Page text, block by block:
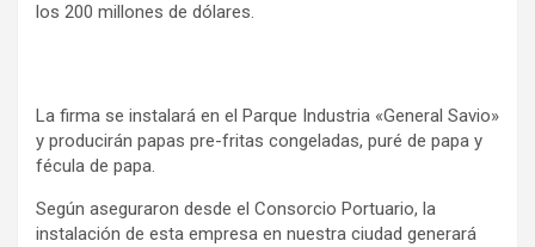
los 200 millones de dólares.
La firma se instalará en el Parque Industria «General Savio»
y producirán papas pre-fritas congeladas, puré de papa y
fécula de papa.
Según aseguraron desde el Consorcio Portuario, la
instalación de esta empresa en nuestra ciudad generará